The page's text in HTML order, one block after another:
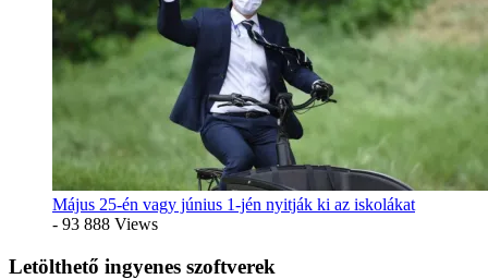
Május 25-én vagy június 1-jén nyitják ki az iskolákat
- 93 888 Views
Letölthető ingyenes szoftverek